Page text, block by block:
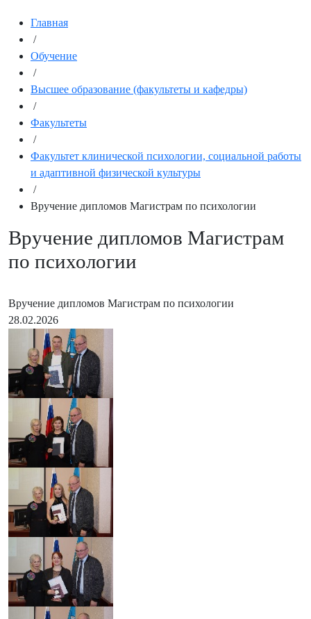
Главная
/
Обучение
/
Высшее образование (факультеты и кафедры)
/
Факультеты
/
Факультет клинической психологии, социальной работы
и адаптивной физической культуры
/
Вручение дипломов Магистрам по психологии
Вручение дипломов Магистрам
по психологии
Вручение дипломов Магистрам по психологии
28.02.2026